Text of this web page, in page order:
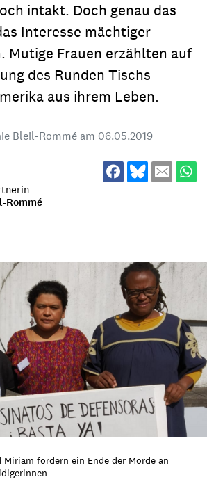
intakt. Doch genau das
Interesse mächtiger
Mutige Frauen erzählten auf
des Runden Tischs
aus ihrem Leben.
Bleil-Rommé am 06.05.2019
Rommé
Miriam fordern ein Ende der Morde an